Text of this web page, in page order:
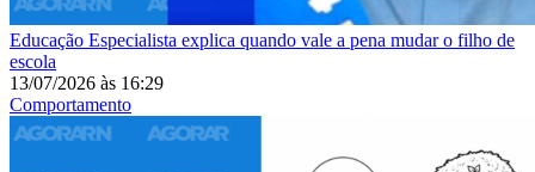
Educação Especialista explica quando vale a pena mudar o filho de
escola
13/07/2026 às 16:29
Comportamento